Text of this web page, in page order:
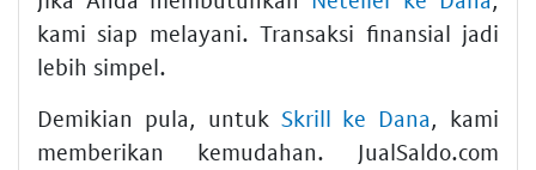
kami siap melayani. Transaksi finansial jadi
lebih simpel.
Demikian pula, untuk Skrill ke Dana, kami
memberikan kemudahan. JualSaldo.com